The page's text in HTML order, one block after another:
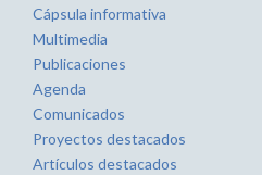
Cápsula informativa
Multimedia
Publicaciones
Agenda
Comunicados
Proyectos destacados
Artículos destacados